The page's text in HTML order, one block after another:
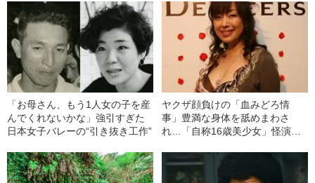
「お母さん、もう1人女の子を産
んでくれないかな」強引すぎた
日本女子バレーの“引き抜き工作”
ヤクザ顔負けの「血みどろ情
事」豊満な身体を舐めまわさ
れ…「自称16歳美少女」怪演